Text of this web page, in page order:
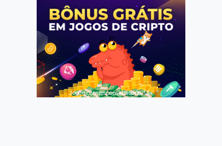
Jogue com responsabilidade. 18+